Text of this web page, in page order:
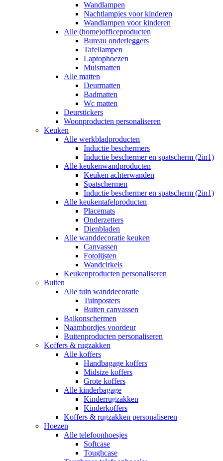
Wandlampen
Nachtlampjes voor kinderen
Wandlampen voor kinderen
Alle (home)officeproducten
Bureau onderleggers
Tafellampen
Laptophoezen
Muismatten
Alle matten
Deurmatten
Badmatten
Wc matten
Deurstickers
Woonproducten personaliseren
Keuken
Alle werkbladproducten
Inductie beschermers
Inductie beschermer en spatscherm (2in1)
Alle keukenwandproducten
Keuken achterwanden
Spatschermen
Inductie beschermer en spatscherm (2in1)
Alle keukentafelproducten
Placemats
Onderzetters
Dienbladen
Alle wanddecoratie keuken
Canvassen
Fotolijsten
Wandcirkels
Keukenproducten personaliseren
Buiten
Alle tuin wanddecoratie
Tuinposters
Buiten canvassen
Balkonschermen
Naambordjes voordeur
Buitenproducten personaliseren
Koffers & rugzakken
Alle koffers
Handbagage koffers
Midsize koffers
Grote koffers
Alle kinderbagage
Kinderrugzakken
Kinderkoffers
Koffers & rugzakken personaliseren
Hoezen
Alle telefoonhoesjes
Softcase
Toughcase